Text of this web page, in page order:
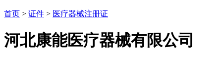
首页 > 证件 > 医疗器械注册证
河北康能医疗器械有限公司